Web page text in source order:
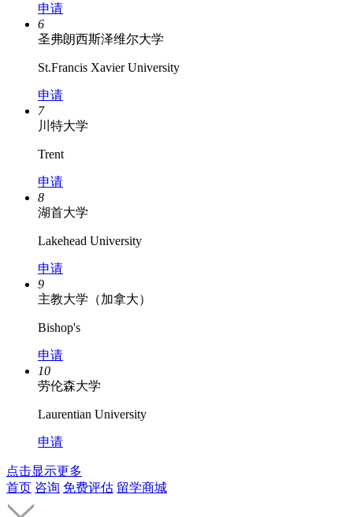
申请
6
圣弗朗西斯泽维尔大学
St.Francis Xavier University
申请
7
川特大学
Trent
申请
8
湖首大学
Lakehead University
申请
9
主教大学（加拿大）
Bishop's
申请
10
劳伦森大学
Laurentian University
申请
点击显示更多
首页 咨询 免费评估 留学商城